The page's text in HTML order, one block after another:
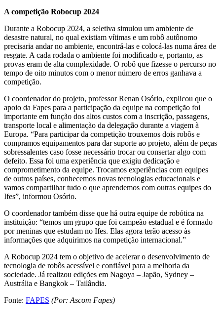
A competição Robocup 2024
Durante a Robocup 2024, a seletiva simulou um ambiente de
desastre natural, no qual existiam vítimas e um robô autônomo
precisaria andar no ambiente, encontrá-las e colocá-las numa área de
resgate. A cada rodada o ambiente foi modificado e, portanto, as
provas eram de alta complexidade. O robô que fizesse o percurso no
tempo de oito minutos com o menor número de erros ganhava a
competição.
O coordenador do projeto, professor Renan Osório, explicou que o
apoio da Fapes para a participação da equipe na competição foi
importante em função dos altos custos com a inscrição, passagens,
transporte local e alimentação da delegação durante a viagem à
Europa. “Para participar da competição trouxemos dois robôs e
compramos equipamentos para dar suporte ao projeto, além de peças
sobressalentes caso fosse necessário trocar ou consertar algo com
defeito. Essa foi uma experiência que exigiu dedicação e
comprometimento da equipe. Trocamos experiências com equipes
de outros países, conhecemos novas tecnologias educacionais e
vamos compartilhar tudo o que aprendemos com outras equipes do
Ifes”, informou Osório.
O coordenador também disse que há outra equipe de robótica na
instituição: “temos um grupo que foi campeão estadual e é formado
por meninas que estudam no Ifes. Elas agora terão acesso às
informações que adquirimos na competição internacional.”
A Robocup 2024 tem o objetivo de acelerar o desenvolvimento de
tecnologia de robôs acessível e confiável para a melhoria da
sociedade. Já realizou edições em Nagoya – Japão, Sydney –
Austrália e Bangkok – Tailândia.
Fonte: FAPES (Por: Ascom Fapes)